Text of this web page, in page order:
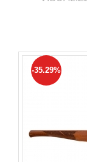
-35.29%